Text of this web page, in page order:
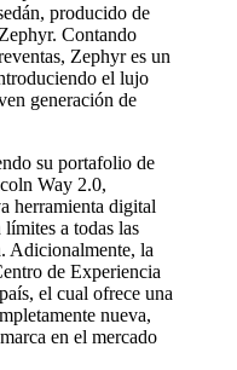
producido de
Contando
Zephyr es un
el lujo
generación de
su portafolio de
Way 2.0,
herramienta digital
a todas las
Adicionalmente, la
de Experiencia
el cual ofrece una
nueva,
en el mercado